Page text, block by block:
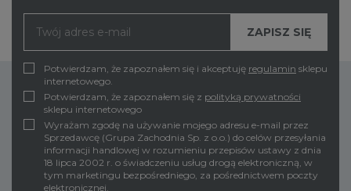
Potwierdzam, że zapoznałem się i akceptuję regulamin sklepu
internetowego.
Potwierdzam, że zapoznałem się z polityką prywatności
sklepu internetowego
Wyrażam zgodę na używanie mojego adresu e-mail przez
Sprzedawcę (Grupa Zachodnia Sp. z o.o.) do celów przesyłania
informacji handlowej w rozumieniu przepisów ustawy z dnia
18 lipca 2002 r. o świadczeniu usług drogą elektroniczną, w
tym marketingu bezpośredniego, za pośrednictwem poczty
elektronicznej.